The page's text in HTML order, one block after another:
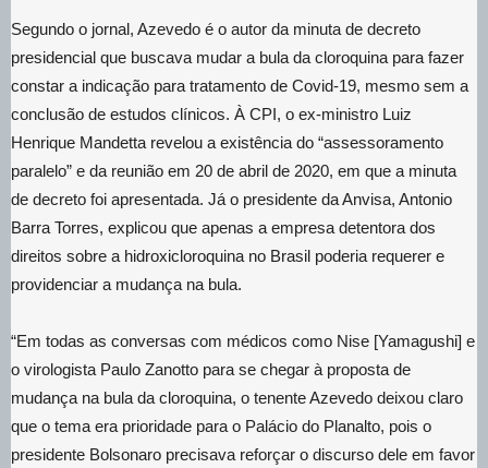
Segundo o jornal, Azevedo é o autor da minuta de decreto
presidencial que buscava mudar a bula da cloroquina para fazer
constar a indicação para tratamento de Covid-19, mesmo sem a
conclusão de estudos clínicos. À CPI, o ex-ministro Luiz
Henrique Mandetta revelou a existência do “assessoramento
paralelo” e da reunião em 20 de abril de 2020, em que a minuta
de decreto foi apresentada. Já o presidente da Anvisa, Antonio
Barra Torres, explicou que apenas a empresa detentora dos
direitos sobre a hidroxicloroquina no Brasil poderia requerer e
providenciar a mudança na bula.
“Em todas as conversas com médicos como Nise [Yamagushi] e
o virologista Paulo Zanotto para se chegar à proposta de
mudança na bula da cloroquina, o tenente Azevedo deixou claro
que o tema era prioridade para o Palácio do Planalto, pois o
presidente Bolsonaro precisava reforçar o discurso dele em favor